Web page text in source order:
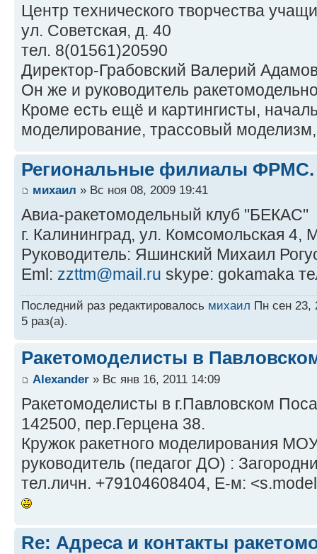
Центр технического творчества
ул. Советская, д. 40
тел. 8(01561)20590
Директор-Грабовский Валерий
Он же и руководитель
Кроме есть ещё и картингисты,
моделирование, трассовый
Региональные филиалы ФРМС.
михаил » Вс ноя 08, 2009 19:41
Авиа-ракетомодельный клуб "БЕКАС"
г. Калининград, ул. Комсомольская
Руководитель: Яшинский Михаил
Eml: zzttm@mail.ru skype: gokamaka
Последний раз редактировалось михаил Пн сен 23,
5 раз(а).
Ракетомоделисты в
Alexander » Вс янв 16, 2011 14:09
Ракетомоделисты в г.Павловском
142500, пер.Герцена 38.
Кружок ракетного моделирования
руководитель (педагог ДО) :
тел.личн. +79104608404, Е-м:
Re: Адреса и контакты